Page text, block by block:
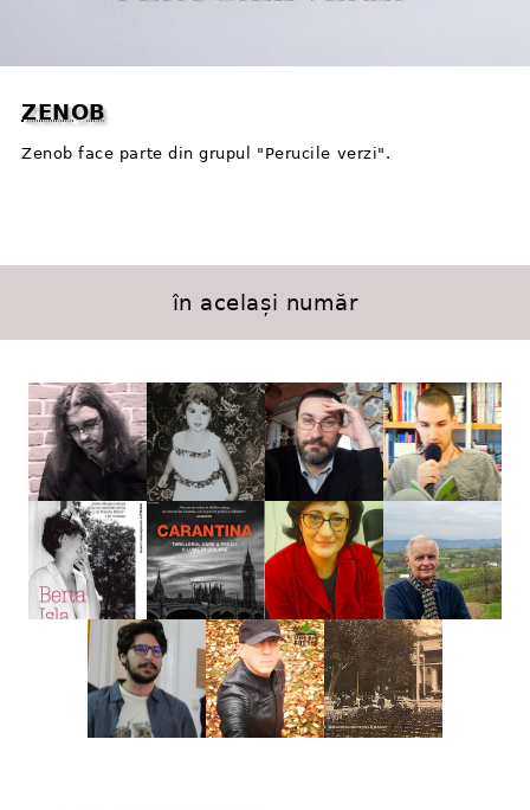
ZENOB
Zenob face parte din grupul "Perucile verzi".
în același număr